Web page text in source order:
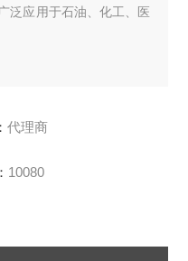
泛应用于石油、化工、医
代理商
10080